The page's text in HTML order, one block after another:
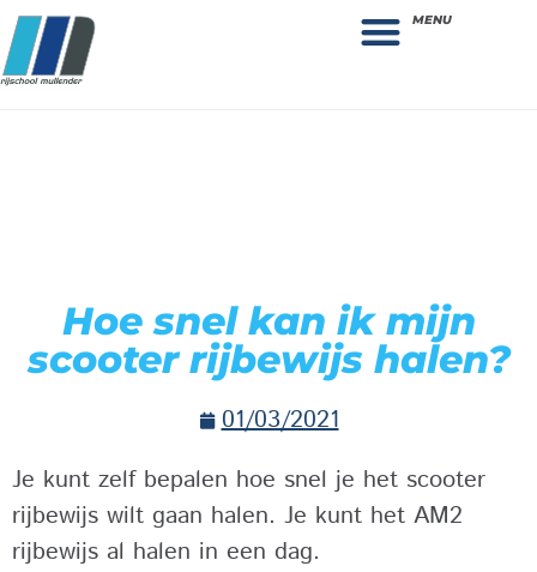
MENU
Hoe snel kan ik mijn
scooter rijbewijs halen?
01/03/2021
Je kunt zelf bepalen hoe snel je het scooter
rijbewijs wilt gaan halen. Je kunt het AM2
rijbewijs al halen in een dag.